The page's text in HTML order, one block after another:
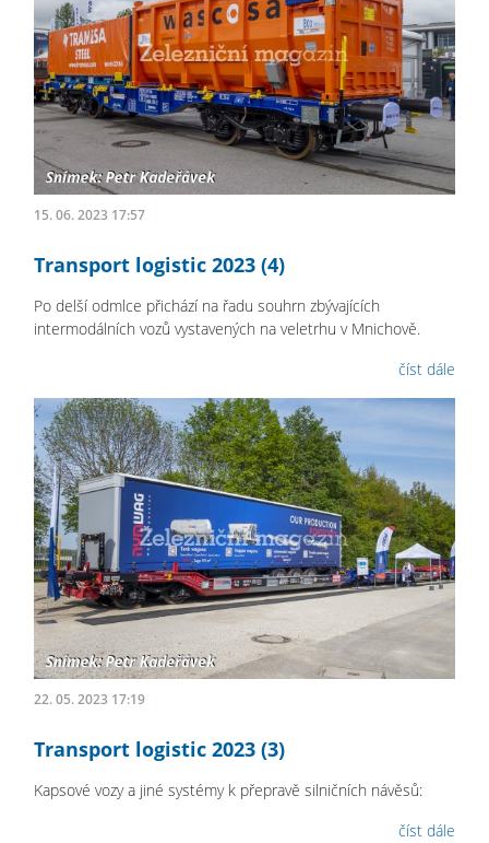
15. 06. 2023 17:57
Transport logistic 2023 (4)
Po delší odmlce přichází na řadu souhrn zbývajících
intermodálních vozů vystavených na veletrhu v Mnichově.
číst dále
22. 05. 2023 17:19
Transport logistic 2023 (3)
Kapsové vozy a jiné systémy k přepravě silničních návěsů:
číst dále